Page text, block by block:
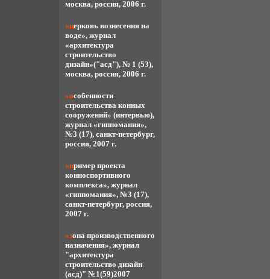
москва, россия, 2006 г.
«церковь вознесения на
воде», журнал
«архитектура
строительство
дизайн»("асд"), № 1 (53),
москва, россия, 2006 г.
«особенности
строительства конных
сооружений» (интервью),
журнал «гиппомания»,
№3 (17), санкт-петербург,
россия, 2007 г.
«пример проекта
конноспортивного
комплекса», журнал
«гиппомания», №3 (17),
санкт-петербург, россия,
2007 г.
«зона производственного
назначения», журнал
"архитектура
строительство дизайн
(асд)" №1(59)2007